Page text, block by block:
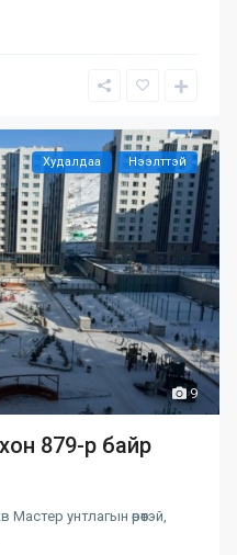
9
Худалдаа Нээлттэй
879-р байр
Мастер унтлагын өрөөтэй,